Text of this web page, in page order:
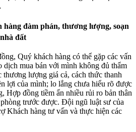
hàng đàm phán, thương lượng, soạn
đất
Quý khách hàng có thể gặp các vấn
dịch mua bán với mình không đủ thẩm
lượng giá cả, cách thức thanh
lợi của mình; lo lắng chưa hiểu rõ được
Hợp đồng tiềm ẩn nhiều rủi ro bản thân
trước được. Đội ngũ luật sư của
.Khách hàng tư vấn và thực hiện các